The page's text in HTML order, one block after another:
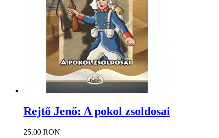
Rejtő Jenő: A pokol zsoldosai
25.00 RON